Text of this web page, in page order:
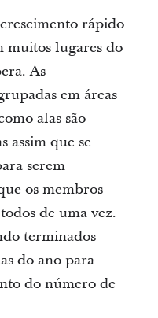
rápido
muitos lugares do
As
em áreas
alas são
assim que se
serem
os membros
de uma vez.
terminados
do ano para
do número de